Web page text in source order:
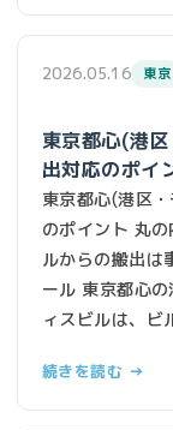
2026.05.16 東京
東京都心(港
出対応のポイ
東京都心(港区
のポイント 丸
ルからの搬出は
ール 東京都心
ィスビルは、ビ
続きを読む →